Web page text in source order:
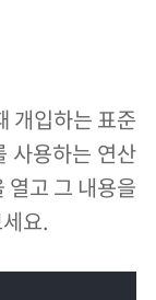
개입하는 표준
사용하는 연산
열고 그 내용을
요.